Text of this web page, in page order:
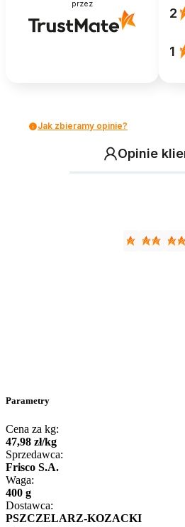
przez
2
1
Jak zbieramy opinie?
Opinie
Parametry
Cena za kg:
47,98 zł/kg
Sprzedawca:
Frisco S.A.
Waga:
400 g
Dostawca:
PSZCZELARZ-KOZACKI